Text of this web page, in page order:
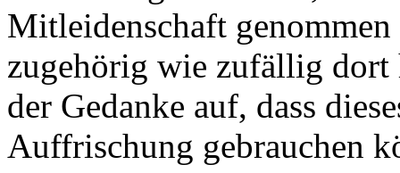
Mitleidenschaft
zugehörig wie zufällig
der Gedanke auf, dass
Auffrischung gebrauchen